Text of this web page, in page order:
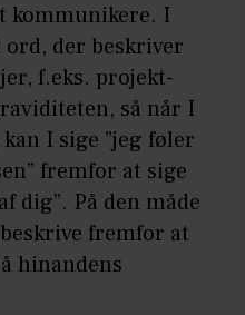
kommunikere. I
der beskriver
f.eks. projekt-
så når I
I sige ”jeg føler
fremfor at sige
dig”. På den måde
fremfor at
hinandens